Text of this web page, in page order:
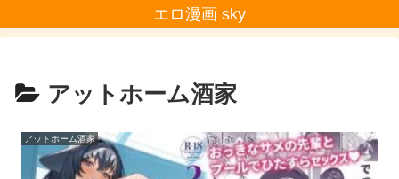
エロ漫画 sky
アットホーム酒家
アットホーム酒家